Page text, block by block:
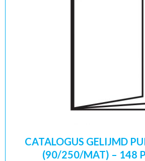
CATALOGUS GELIJMD
(90/250/MAT) – 148